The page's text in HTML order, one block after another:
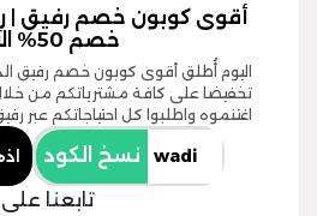
خصم 50% الآن
تخفيضا على كافة مشترياتكم من
اغتنموه واطلبوا كل احتياجاتكم عبر
نسخ الكود
تابعنا على